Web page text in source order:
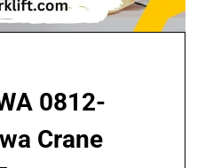
0812-
Crane